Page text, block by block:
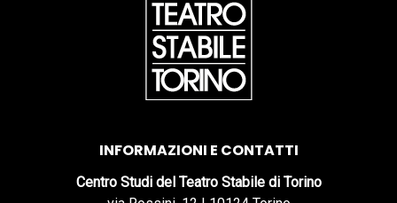
INFORMAZIONI E CONTATTI
Centro Studi del Teatro Stabile di Torino